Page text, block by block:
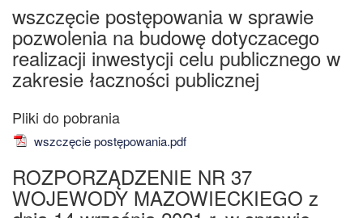
wszczęcie postępowania w sprawie
pozwolenia na budowę dotyczacego
realizacji inwestycji celu publicznego w
zakresie łaczności publicznej
wszczęcie postępowania.pdf
ROZPORZĄDZENIE NR 37
WOJEWODY MAZOWIECKIEGO z